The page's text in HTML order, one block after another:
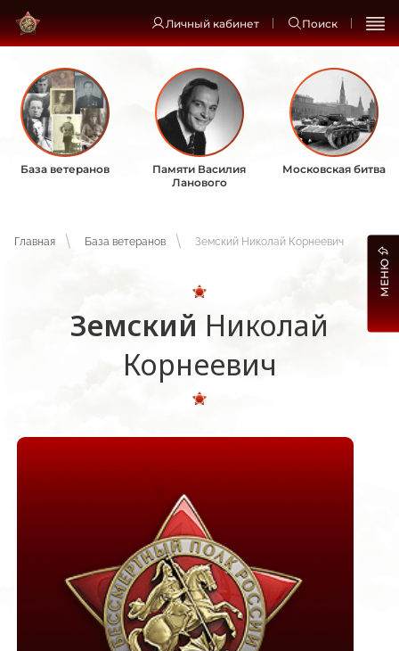
Личный кабинет Поиск
База ветеранов
Памяти Василия
Ланового
Московская битва
Главная База ветеранов Земский Николай Корнеевич
Земский Николай
Корнеевич
МЕНЮ